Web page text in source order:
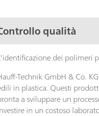
qualità
dei polimeri
Technik GmbH & Co.
in plastica. Questi
a sviluppare un
in un costoso